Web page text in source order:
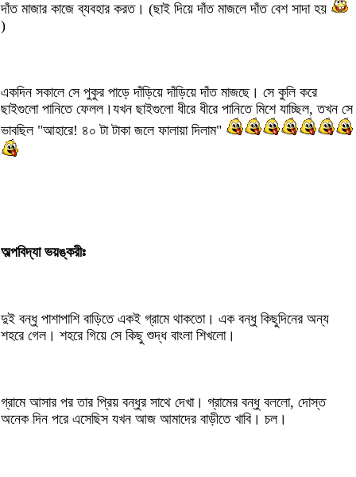
দাঁত মাজার কাজে ব্যবহার করত। (ছাই দিয়ে দাঁত মাজলে দাঁত বেশ সাদা হয়
)
একদিন সকালে সে পুকুর পাড়ে দাঁড়িয়ে দাঁড়িয়ে দাঁত মাজছে। সে কুলি করে
ছাইগুলো পানিতে ফেলল।যখন ছাইগুলো ধীরে ধীরে পানিতে মিশে যাচ্ছিল, তখন সে
ভাবছিল "আহারে! ৪০ টা টাকা জলে ফালায়া দিলাম"
অল্পবিদ্যা ভয়ঙ্করীঃ
দুই বন্ধু পাশাপাশি বাড়িতে একই গ্রামে থাকতো। এক বন্ধু কিছুদিনের অন্য
শহরে গেল। শহরে গিয়ে সে কিছু শুদ্ধ বাংলা শিখলো।
গ্রামে আসার পর তার প্রিয় বন্ধুর সাথে দেখা। গ্রামের বন্ধু বললো, দোস্ত
অনেক দিন পরে এসেছিস যখন আজ আমাদের বাড়ীতে খাবি। চল।